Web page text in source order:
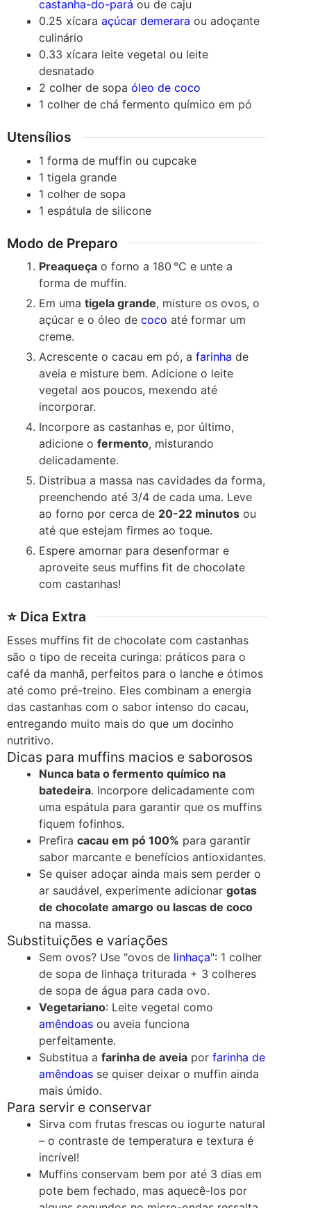
castanha-do-pará ou de caju
0.25 xícara açúcar demerara ou adoçante
culinário
0.33 xícara leite vegetal ou leite
desnatado
2 colher de sopa óleo de coco
1 colher de chá fermento químico em pó
Utensílios
1 forma de muffin ou cupcake
1 tigela grande
1 colher de sopa
1 espátula de silicone
Modo de Preparo
Preaqueça o forno a 180 °C e unte a
forma de muffin.
Em umatigela grande, misture os ovos, o
açúcar e o óleo decoco até formar um
creme.
Acrescente o cacau em pó, afarinha de
aveia e misture bem. Adicione o leite
vegetal aos poucos, mexendo até
incorporar.
Incorpore as castanhas e, por último,
adicione ofermento, misturando
delicadamente.
Distribua a massa nas cavidades da forma,
preenchendo até 3/4 de cada uma. Leve
ao forno por cerca de 20-22 minutos ou
até que estejam firmes ao toque.
Espere amornar para desenformar e
aproveite seus muffins fit de chocolate
com castanhas!
⭐ Dica Extra
Esses muffins fit de chocolate com castanhas
são o tipo de receita curinga: práticos para o
café da manhã, perfeitos para o lanche e ótimos
até como pré-treino. Eles combinam a energia
das castanhas com o sabor intenso do cacau,
entregando muito mais do que um docinho
nutritivo.
Dicas para muffins macios e saborosos
Nunca bata o fermento químico na
batedeira. Incorpore delicadamente com
uma espátula para garantir que os muffins
fiquem fofinhos.
Prefiracacau em pó 100% para garantir
sabor marcante e benefícios antioxidantes.
Se quiser adoçar ainda mais sem perder o
ar saudável, experimente adicionargotas
de chocolate amargo ou lascas de coco
na massa.
Substituições e variações
Sem ovos? Use "ovos de linhaça": 1 colher
de sopa de linhaça triturada + 3 colheres
de sopa de água para cada ovo.
Vegetariano: Leite vegetal como
amêndoas ou aveia funciona
perfeitamente.
Substitua afarinha de aveia porfarinha de
amêndoas se quiser deixar o muffin ainda
mais úmido.
Para servir e conservar
Sirva com frutas frescas ou iogurte natural
– o contraste de temperatura e textura é
incrível!
Muffins conservam bem por até 3 dias em
pote bem fechado, mas aquecê-los por